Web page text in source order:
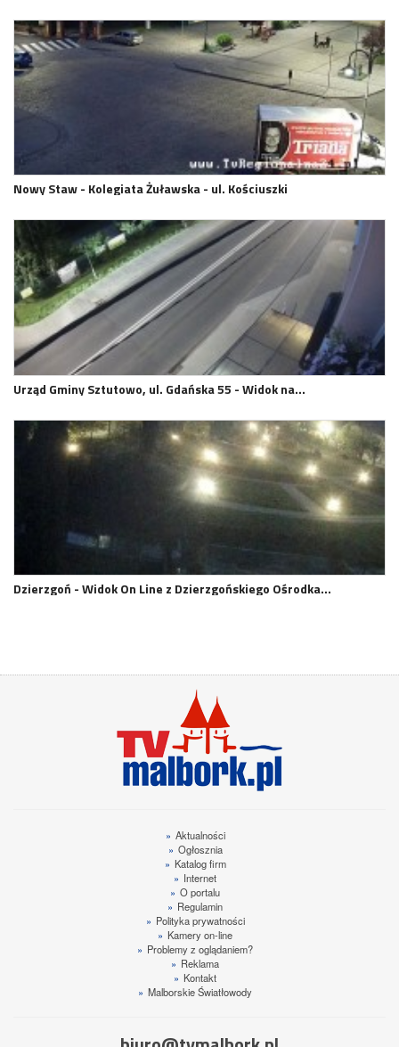
Nowy Staw - Kolegiata Żuławska - ul. Kościuszki
Urząd Gminy Sztutowo, ul. Gdańska 55 - Widok na…
Dzierzgoń - Widok On Line z Dzierzgońskiego Ośrodka…
» Aktualności
» Ogłosznia
» Katalog firm
» Internet
» O portalu
» Regulamin
» Polityka prywatności
» Kamery on-line
» Problemy z oglądaniem?
» Reklama
» Kontakt
» Malborskie Światłowody